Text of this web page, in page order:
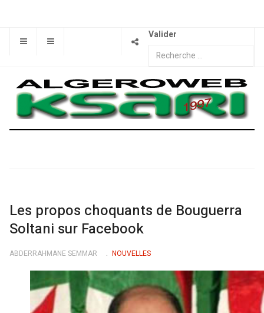
Valider
Les propos choquants de Bouguerra
Soltani sur Facebook
ABDERRAHMANE SEMMAR NOUVELLES